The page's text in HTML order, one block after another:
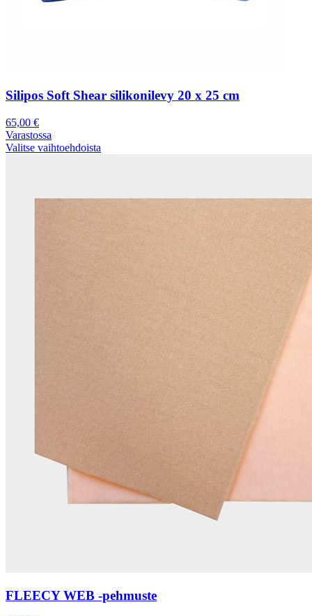
Silipos Soft Shear silikonilevy 20 x 25 cm
65,00 €
Varastossa
Valitse vaihtoehdoista
FLEECY WEB -pehmuste